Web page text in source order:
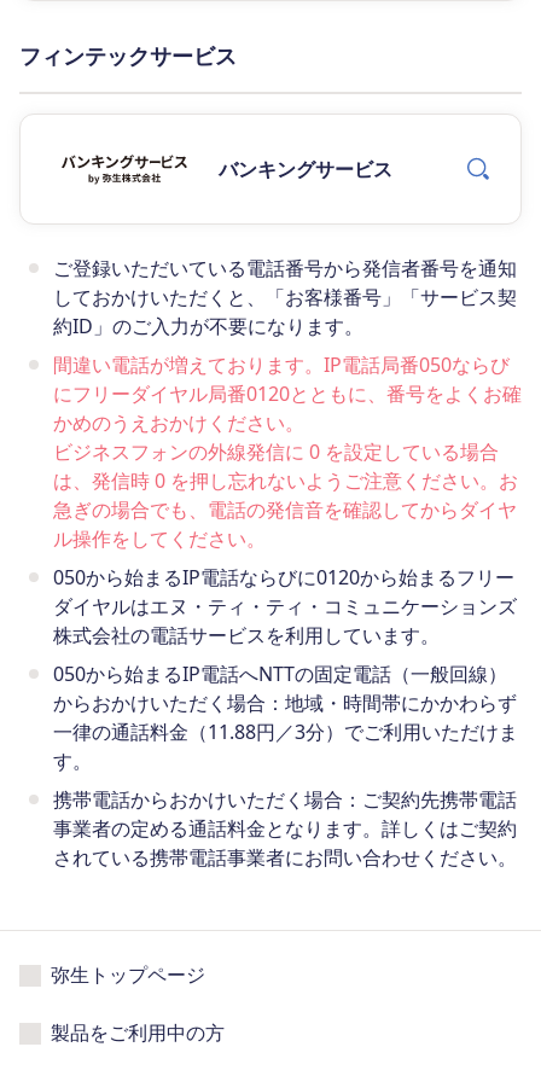
フィンテックサービス
バンキングサービス
ご登録いただいている電話番号から発信者番号を通知
しておかけいただくと、「お客様番号」「サービス契
約ID」のご入力が不要になります。
間違い電話が増えております。IP電話局番050ならび
にフリーダイヤル局番0120とともに、番号をよくお確
かめのうえおかけください。
ビジネスフォンの外線発信に 0 を設定している場合
は、発信時 0 を押し忘れないようご注意ください。お
急ぎの場合でも、電話の発信音を確認してからダイヤ
ル操作をしてください。
050から始まるIP電話ならびに0120から始まるフリー
ダイヤルはエヌ・ティ・ティ・コミュニケーションズ
株式会社の電話サービスを利用しています。
050から始まるIP電話へNTTの固定電話（一般回線）
からおかけいただく場合：地域・時間帯にかかわらず
一律の通話料金（11.88円／3分）でご利用いただけま
す。
携帯電話からおかけいただく場合：ご契約先携帯電話
事業者の定める通話料金となります。詳しくはご契約
されている携帯電話事業者にお問い合わせください。
弥生トップページ
製品をご利用中の方